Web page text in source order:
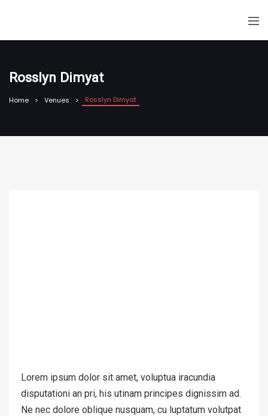
Rosslyn Dimyat
Home Venues Rosslyn Dimyat
Lorem ipsum dolor sit amet, voluptua iracundia
disputationi an pri, his utinam principes dignissim ad.
Ne nec dolore oblique nusquam, cu luptatum volutpat